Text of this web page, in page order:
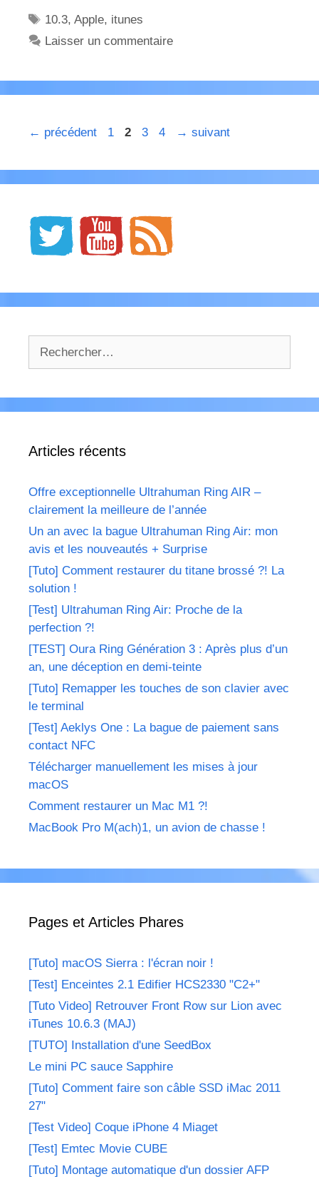
Étiquettes
10.3,Apple, itunes
Laisser un commentaire
← précédent Page
1 Page
2 Page
3 Page
4 → suivant
Articles récents
Offre exceptionnelle Ultrahuman Ring AIR –
clairement la meilleure de l’année
Un an avec la bague Ultrahuman Ring Air: mon
avis et les nouveautés + Surprise
[Tuto] Comment restaurer du titane brossé ?! La
solution !
[Test] Ultrahuman Ring Air: Proche de la
perfection ?!
[TEST] Oura Ring Génération 3 : Après plus d’un
an, une déception en demi-teinte
[Tuto] Remapper les touches de son clavier avec
le terminal
[Test] Aeklys One : La bague de paiement sans
contact NFC
Télécharger manuellement les mises à jour
macOS
Comment restaurer un Mac M1 ?!
MacBook Pro M(ach)1, un avion de chasse !
Pages et Articles Phares
[Tuto] macOS Sierra : l'écran noir !
[Test] Enceintes 2.1 Edifier HCS2330 "C2+"
[Tuto Video] Retrouver Front Row sur Lion avec
iTunes 10.6.3 (MAJ)
[TUTO] Installation d'une SeedBox
Le mini PC sauce Sapphire
[Tuto] Comment faire son câble SSD iMac 2011
27"
[Test Video] Coque iPhone 4 Miaget
[Test] Emtec Movie CUBE
[Tuto] Montage automatique d'un dossier AFP